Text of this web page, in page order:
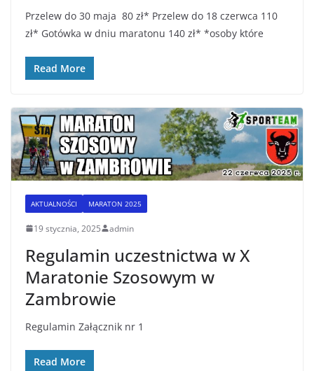
Przelew do 30 maja 80 zł* Przelew do 18 czerwca 110
zł* Gotówka w dniu maratonu 140 zł* *osoby które
Read More
AKTUALNOŚCI MARATON 2025
19 stycznia, 2025 admin
Regulamin uczestnictwa w X
Maratonie Szosowym w
Zambrowie
Regulamin Załącznik nr 1
Read More